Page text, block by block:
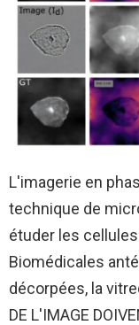
L'imagerie en
technique de
étuder les
Biomédicales
décorpées, la
DE L'IMAGE